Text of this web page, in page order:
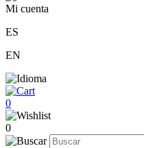
Mi cuenta
ES
EN
0
0